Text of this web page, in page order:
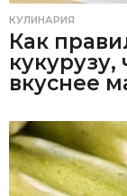
КУЛИНАРИЯ
Как
вкуснее